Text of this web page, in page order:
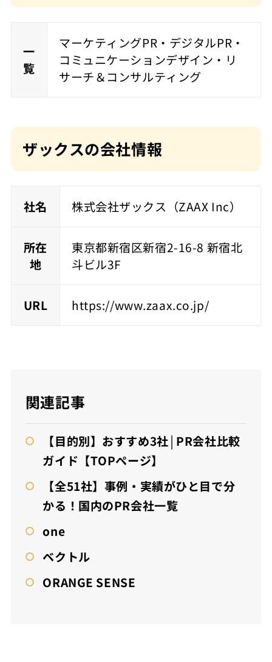
一
覧
マーケティングPR・デジタルPR・
コミュニケーションデザイン・リ
サーチ＆コンサルティング
ザックスの会社情報
社名 株式会社ザックス（ZAAX Inc）
所在
地
東京都新宿区新宿2-16-8 新宿北
斗ビル3F
URL https://www.zaax.co.jp/
関連記事
【目的別】おすすめ3社│PR会社比較
ガイド【TOPページ】
【全51社】事例・実績がひと目で分
かる！国内のPR会社一覧
one
ベクトル
ORANGE SENSE